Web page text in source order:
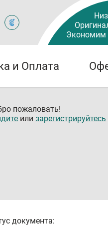
Экономим
и Оплата
пожаловать!
или зарегистрируйтесь
документа: